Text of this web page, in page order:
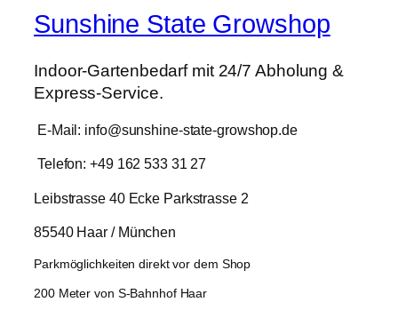
Sunshine State Growshop
Indoor-Gartenbedarf mit 24/7 Abholung &
Express-Service.
E-Mail: info@sunshine-state-growshop.de
Telefon: +49 162 533 31 27
Leibstrasse 40 Ecke Parkstrasse 2
85540 Haar / München
Parkmöglichkeiten direkt vor dem Shop
200 Meter von S-Bahnhof Haar